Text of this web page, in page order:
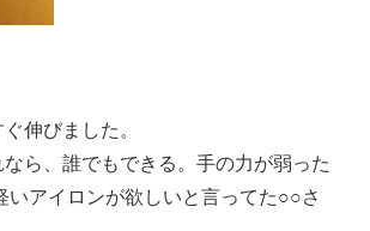
伸びました。
ら、誰でもできる。手の力が弱った
いアイロンが欲しいと言ってた○○さ